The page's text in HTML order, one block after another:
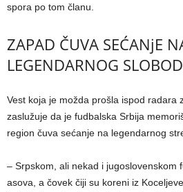
spora po tom članu.
ZAPAD ČUVA SEĆANjE
LEGENDARNOG
Vest koja je možda prošla ispod radara
zaslužuje da je fudbalska Srbija
region čuva sećanje na legendarnog
– Srpskom, ali nekad i jugoslovenskom
asova, a čovek čiji su koreni iz